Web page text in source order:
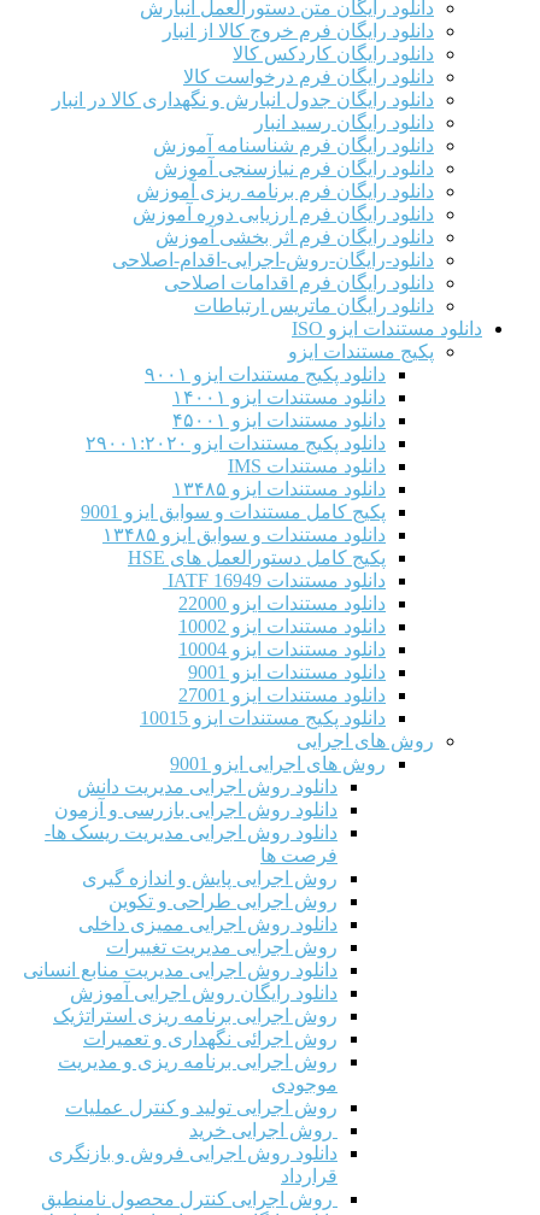
دانلود رایگان متن دستورالعمل انبارش
دانلود رایگان فرم خروج کالا از انبار
دانلود رایگان کاردکس کالا
دانلود رایگان فرم درخواست کالا
دانلود رایگان جدول انبارش و نگهداری کالا در انبار
دانلود رایگان رسید انبار
دانلود رایگان فرم شناسنامه آموزش
دانلود رایگان فرم نیازسنجی آموزش
دانلود رایگان فرم برنامه ریزی آموزش
دانلود رایگان فرم ارزیابی دوره آموزش
دانلود رایگان فرم اثر بخشی آموزش
دانلود-رایگان-روش-اجرایی-اقدام-اصلاحی
دانلود رایگان فرم اقدامات اصلاحی
دانلود رایگان ماتریس ارتباطات
دانلود مستندات ایزو ISO
پکیج مستندات ایزو
دانلود پکیج مستندات ایزو ۹۰۰۱
دانلود مستندات ایزو ۱۴۰۰۱
دانلود مستندات ایزو ۴۵۰۰۱
دانلود پکیج مستندات ایزو ۲۹۰۰۱:۲۰۲۰
دانلود مستندات IMS
دانلود مستندات ایزو ۱۳۴۸۵
پکیج کامل مستندات و سوابق ایزو 9001
دانلود مستندات و سوابق ایزو ۱۳۴۸۵
پکیج کامل دستورالعمل های HSE
دانلود مستندات IATF 16949
دانلود مستندات ایزو 22000
دانلود مستندات ایزو 10002
دانلود مستندات ایزو 10004
دانلود مستندات ایزو 9001
دانلود مستندات ایزو 27001
دانلود پکیج مستندات ایزو 10015
روش های اجرایی
روش های اجرایی ایزو 9001
دانلود روش اجرایی مدیریت دانش
دانلود روش اجرایی بازرسی و آزمون
دانلود روش اجرایی مدیریت ریسک ها-
فرصت ها
روش اجرایی پایش و اندازه گیری
روش اجرایی طراحی و تکوین
دانلود روش اجرایی ممیزی داخلی
روش اجرایی مدیریت تغییرات
دانلود روش اجرایی مدیریت منابع انسانی
دانلود رایگان روش اجرایی آموزش
روش اجرایی برنامه ریزی استراتژیک
روش اجرائی نگهداری و تعمیرات
روش اجرایی برنامه ریزی و مدیریت
موجودی
روش اجرایی تولید و کنترل عملیات
روش اجرایی خرید
دانلود روش اجرایی فروش و بازنگری
قرارداد
روش اجرایی کنترل محصول نامنطبق